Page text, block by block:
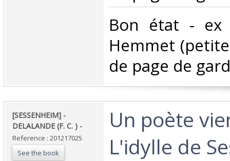
‎Bon état - ex
Hemmet
de page de
‎[SESSENHEIM] -
DELALANDE (F. C. ) - ‎
Reference : 201217025
See the book
‎Un poète
L'idylle de